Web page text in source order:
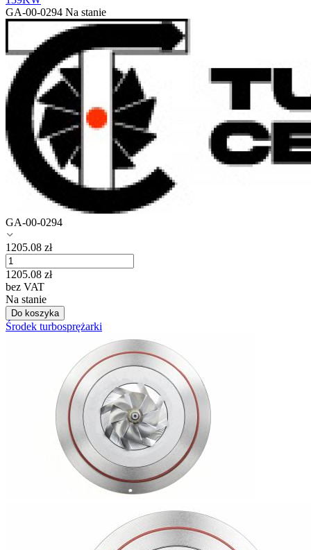
GA-00-0294 Na stanie
GA-00-0294
1205.08 zł
1205.08 zł
bez VAT
Na stanie
Do koszyka
Środek turbosprężarki